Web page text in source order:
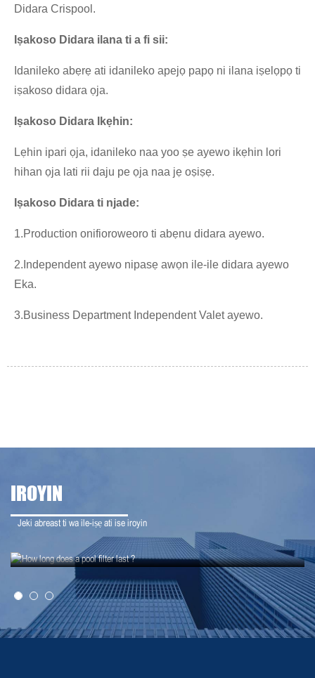
Didara Crispool.
Iṣakoso Didara ilana ti a fi sii:
Idanileko abẹrẹ ati idanileko apejọ papọ ni ilana iṣelọpọ ti
iṣakoso didara ọja.
Iṣakoso Didara Ikẹhin:
Lẹhin ipari ọja, idanileko naa yoo ṣe ayewo ikẹhin lori
hihan ọja lati rii daju pe ọja naa jẹ oṣiṣẹ.
Iṣakoso Didara ti njade:
1.Production onifioroweoro ti abẹnu didara ayewo.
2.Independent ayewo nipasẹ awọn ile-ile didara ayewo
Eka.
3.Business Department Independent Valet ayewo.
IROYIN
Jeki abreast ti wa ile-iṣẹ ati ise iroyin
Bawo ni àlẹmọ adagun kan pẹ to?